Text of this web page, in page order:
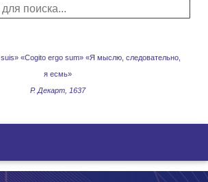
«Cogito ergo sum» «Я мыслю, следовательно,
я есмь»
Р. Декарт, 1637